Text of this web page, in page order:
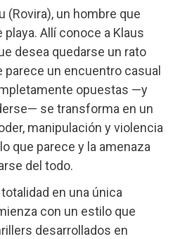
(Rovira), un hombre que
Allí conoce a Klaus
desea quedarse un rato
parece un encuentro casual
opuestas —y
se transforma en un
manipulación y violencia
que parece y la amenaza
del todo.
en una única
con un estilo que
desarrollados en